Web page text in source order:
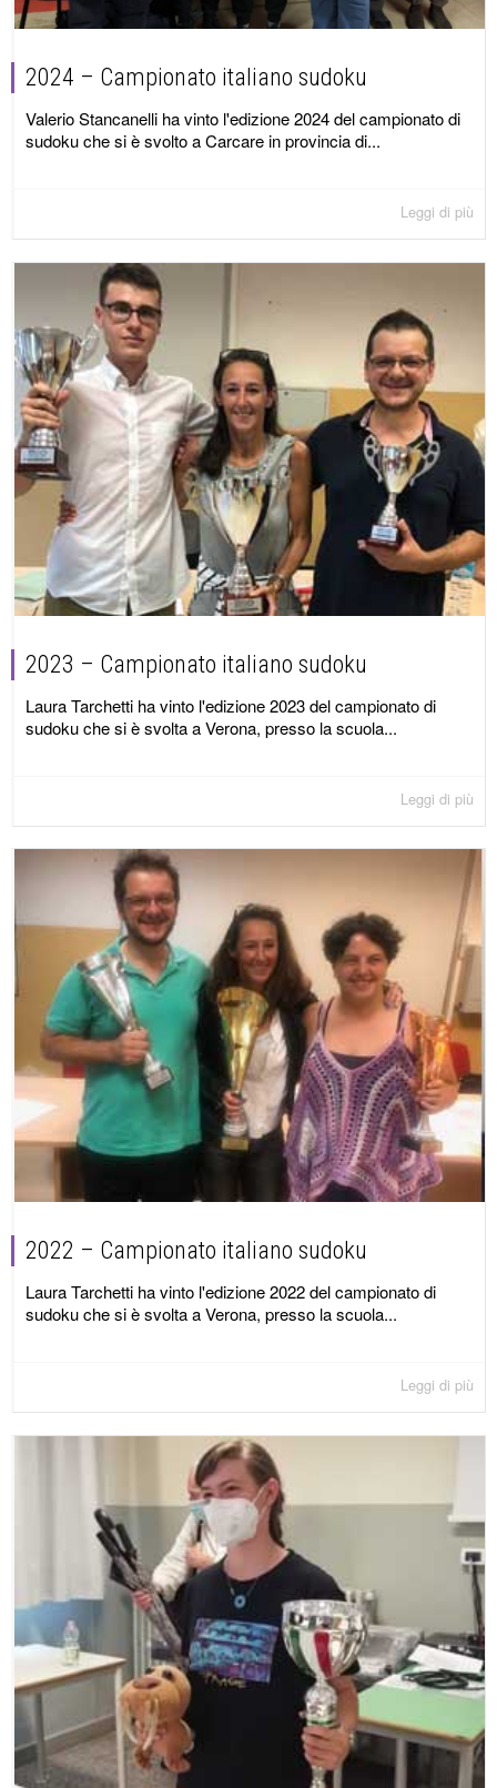
2024 – Campionato italiano sudoku
Valerio Stancanelli ha vinto l'edizione 2024 del campionato di
sudoku che si è svolto a Carcare in provincia di...
Leggi di più
2023 – Campionato italiano sudoku
Laura Tarchetti ha vinto l'edizione 2023 del campionato di
sudoku che si è svolta a Verona, presso la scuola...
Leggi di più
2022 – Campionato italiano sudoku
Laura Tarchetti ha vinto l'edizione 2022 del campionato di
sudoku che si è svolta a Verona, presso la scuola...
Leggi di più